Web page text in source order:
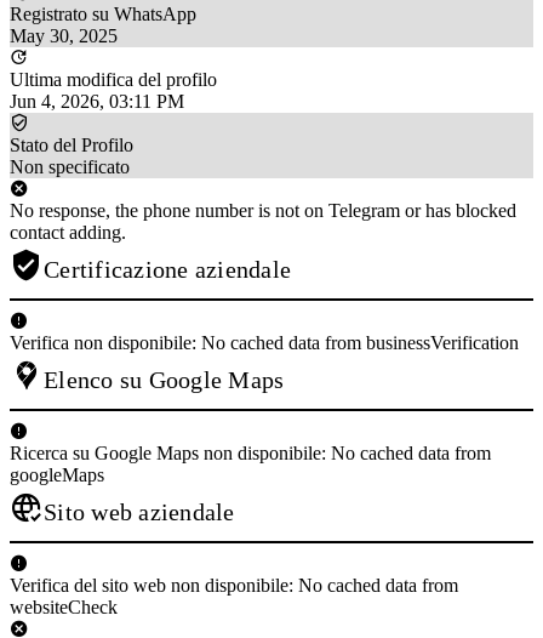
Registrato su WhatsApp
May 30, 2025
Ultima modifica del profilo
Jun 4, 2026, 03:11 PM
Stato del Profilo
Non specificato
No response, the phone number is not on Telegram or has blocked
contact adding.
Certificazione aziendale
Verifica non disponibile: No cached data from businessVerification
Elenco su Google Maps
Ricerca su Google Maps non disponibile: No cached data from
googleMaps
Sito web aziendale
Verifica del sito web non disponibile: No cached data from
websiteCheck